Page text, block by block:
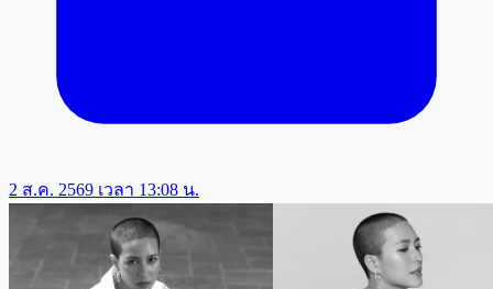
2 ส.ค. 2569 เวลา 13:08 น.